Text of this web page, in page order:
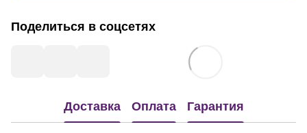
Поделиться в соцсетях
Доставка Оплата Гарантия